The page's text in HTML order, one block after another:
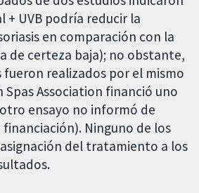
+ UVB podría reducir la
en comparación con la
de certeza baja); no obstante,
fueron realizados por el mismo
Spas Association financió uno
ensayo no informó de
Ninguno de los
del tratamiento a los